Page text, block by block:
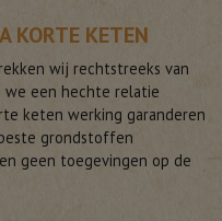
KORTE KETEN
wij rechtstreeks van
we een hechte relatie
keten werking garanderen
grondstoffen
geen toegevingen op de